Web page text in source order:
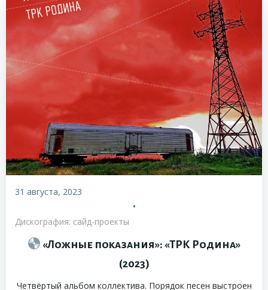
31 августа, 2023
•
Дискография: сайд-проекты
«Ложные показания»: «ТРК Родина»
(2023)
Четвёртый альбом коллектива. Порядок песен выстроен